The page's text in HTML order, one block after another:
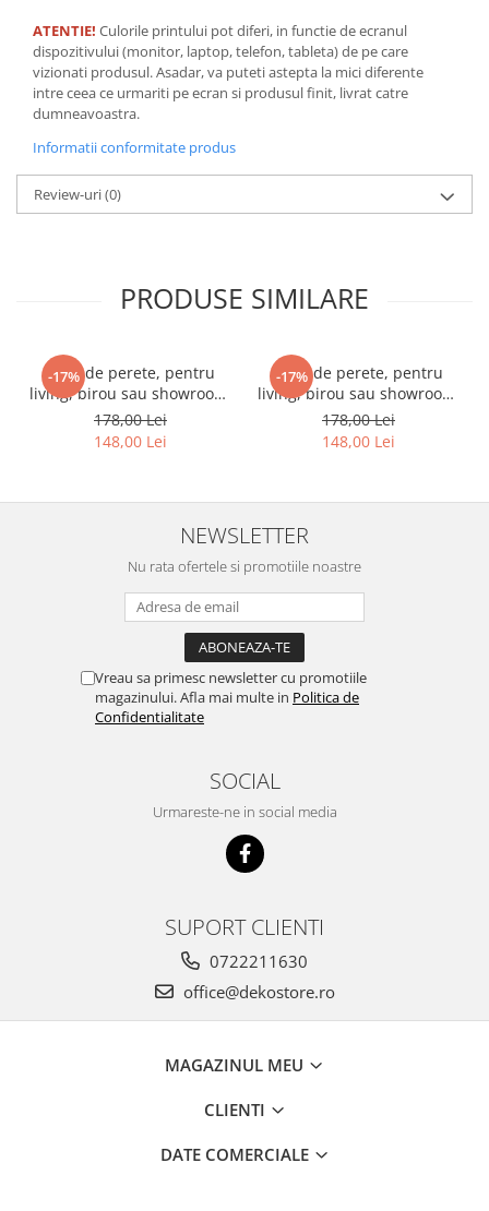
ATENTIE! Culorile printului pot diferi, in functie de ecranul
dispozitivului (monitor, laptop, telefon, tableta) de pe care
vizionati produsul. Asadar, va puteti astepta la mici diferente
intre ceea ce urmariti pe ecran si produsul finit, livrat catre
dumneavoastra.
Informatii conformitate produs
Review-uri(0)
PRODUSE SIMILARE
-17%
Ceas de perete, pentru
living, birou sau showroom,
Triunghiuri curcubeu
178,00 Lei
148,00 Lei
-17%
Ceas de perete, pentru
living, birou sau showroom,
Fundal blurat in nuante de
violet
178,00 Lei
148,00 Lei
NEWSLETTER
Nu rata ofertele si promotiile noastre
Vreau sa primesc newsletter cu promotiile
magazinului. Afla mai multe in Politica de
Confidentialitate
SOCIAL
Urmareste-ne in social media
SUPORT CLIENTI
0722211630
office@dekostore.ro
MAGAZINUL MEU
CLIENTI
DATE COMERCIALE